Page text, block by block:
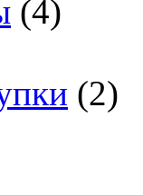
(4)
(2)